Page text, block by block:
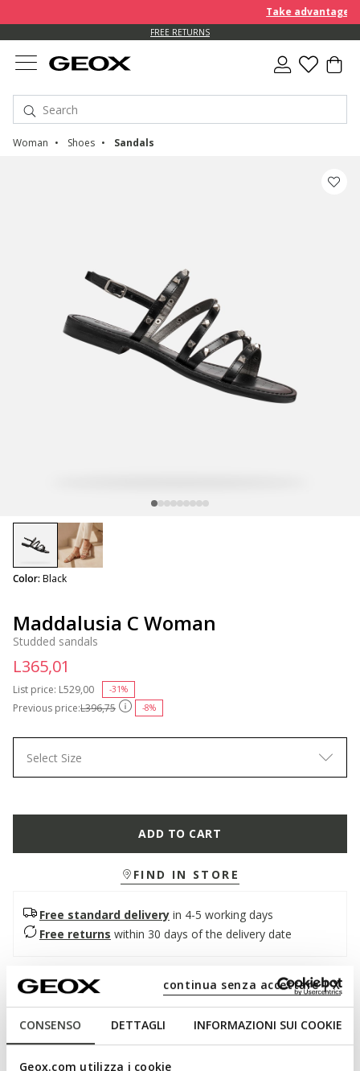
CONSENSO DETTAGLI INFORMAZIONI SUI COOKIE
Geox.com utilizza i cookie
continua senza accettare | X
Take advantage of an
FREE RETURNS
Woman Shoes Sandals
Maddalusia C Woman
Studded sandals
Previous price:L396,75 -8%
List price: Price reduced from
L529,00 -31%
L365,01
Color: Black
selected
Select Size
ADD TO CART
FIND IN STORE
Free standard delivery in 4-5 working days
Free returns within 30 days of the delivery date
Description
extremely feminine personality. In this elegant black version,
it has a smooth leather upper with decorative studs.
Breathable and comfortable, Maddalusia C enhances